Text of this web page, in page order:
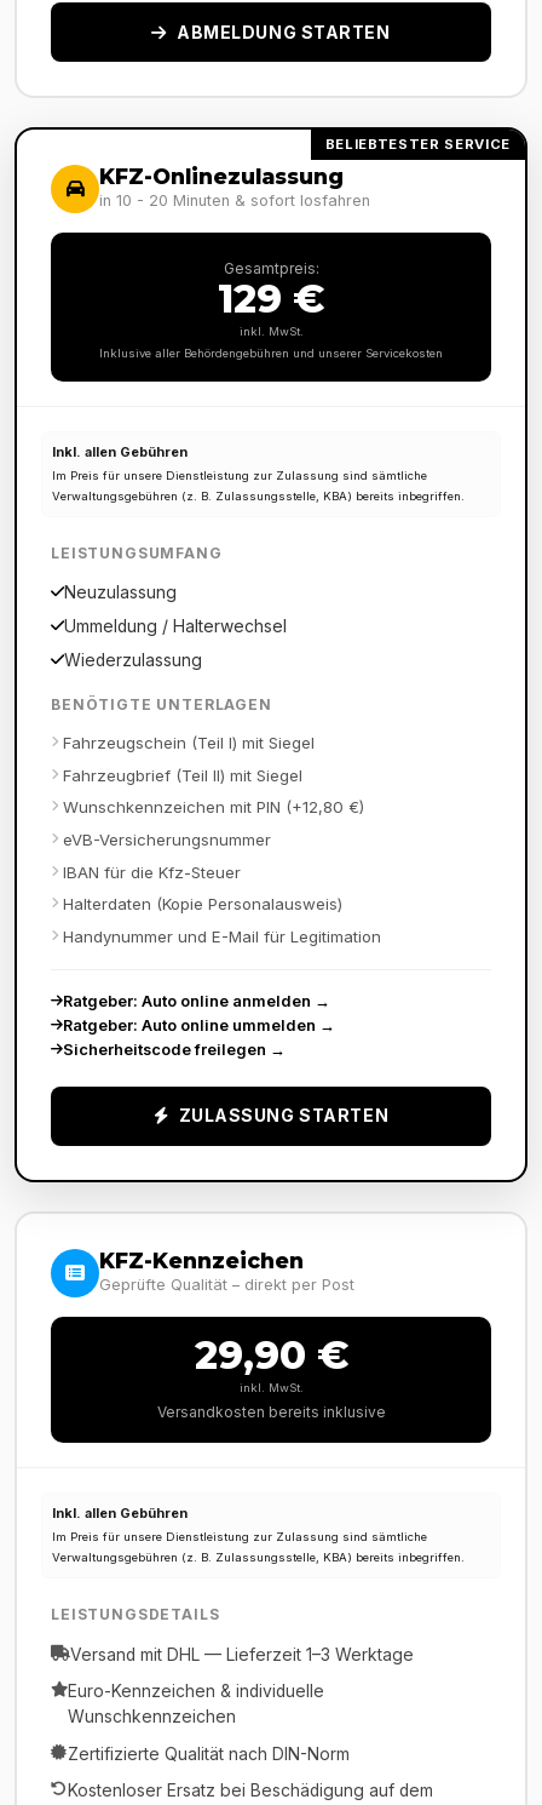
ABMELDUNG STARTEN
BELIEBTESTER SERVICE
KFZ-Onlinezulassung
in 10 - 20 Minuten & sofort losfahren
Gesamtpreis:
129 €
inkl. MwSt.
Inklusive aller Behördengebühren und unserer Servicekosten
Inkl. allen Gebühren
Im Preis für unsere Dienstleistung zur Zulassung sind sämtliche
Verwaltungsgebühren (z. B. Zulassungsstelle, KBA) bereits inbegriffen.
LEISTUNGSUMFANG
Neuzulassung
Ummeldung / Halterwechsel
Wiederzulassung
BENÖTIGTE UNTERLAGEN
Fahrzeugschein (Teil I) mit Siegel
Fahrzeugbrief (Teil II) mit Siegel
Wunschkennzeichen mit PIN (+12,80 €)
eVB-Versicherungsnummer
IBAN für die Kfz-Steuer
Halterdaten (Kopie Personalausweis)
Handynummer und E-Mail für Legitimation
Ratgeber: Auto online anmelden →
Ratgeber: Auto online ummelden →
Sicherheitscode freilegen →
ZULASSUNG STARTEN
KFZ-Kennzeichen
Geprüfte Qualität – direkt per Post
29,90 €
inkl. MwSt.
Versandkosten bereits inklusive
Inkl. allen Gebühren
Im Preis für unsere Dienstleistung zur Zulassung sind sämtliche
Verwaltungsgebühren (z. B. Zulassungsstelle, KBA) bereits inbegriffen.
LEISTUNGSDETAILS
Versand mit DHL — Lieferzeit 1–3 Werktage
Euro-Kennzeichen & individuelle
Wunschkennzeichen
Zertifizierte Qualität nach DIN-Norm
Kostenloser Ersatz bei Beschädigung auf dem